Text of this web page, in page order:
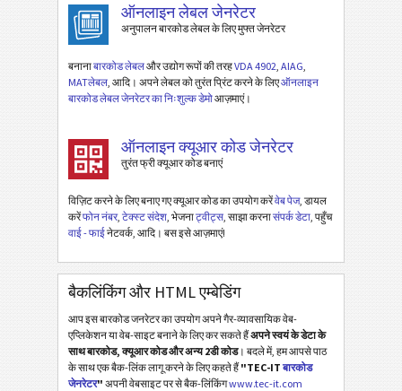
ऑनलाइन लेबल जेनरेटर
अनुपालन बारकोड लेबल के लिए मुफ्त जेनरेटर
बनानाबारकोड लेबलऔर उद्योग रूपों की तरहVDA 4902 AIAG
MATलेबल , आदि। अपने लेबल को तुरंत प्रिंट करने के लिएऑनलाइन
बारकोड लेबल जेनरेटर का निःशुल्क डेमोआज़माएं।
ऑनलाइन क्यूआर कोड जेनरेटर
तुरंत फ्री क्यूआर कोड बनाएं
विज़िट करने के लिए बनाए गए क्यूआर कोड का उपयोग करेंवेब पेज, डायल
करेंफोन नंबर, टेक्स्ट संदेश , भेजनाट्वीट्स , साझा करनासंपर्क डेटा , पहुँच
वाई - फाईनेटवर्क, आदि। बस इसे आज़माएं!
बैकलिंकिंग और HTML एम्बेडिंग
आप इस बारकोड जनरेटर का उपयोग अपने गैर-व्यावसायिक वेब-
एप्लिकेशन या वेब-साइट बनाने के लिए कर सकते हैंअपने स्वयं के डेटा के
साथ बारकोड, क्यूआर कोड और अन्य 2डी कोड। बदले में, हम आपसे पाठ
के साथ एक बैक-लिंक लागू करने के लिए कहते हैं"TEC-IT बारकोड
जेनरेटर" अपनी वेबसाइट पर से बैक-लिंकिंगwww.tec-it.com